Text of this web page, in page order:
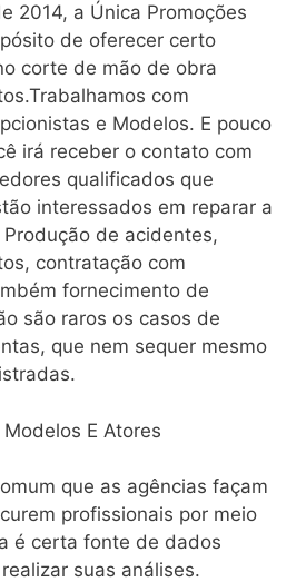
2014, a Única Promoções
de oferecer certo
corte de mão de obra
com
e Modelos. E pouco
irá receber o contato com
qualificados que
interessados em reparar a
de acidentes,
contratação com
fornecimento de
são raros os casos de
que nem sequer mesmo
E Atores
que as agências façam
profissionais por meio
é certa fonte de dados
suas análises.